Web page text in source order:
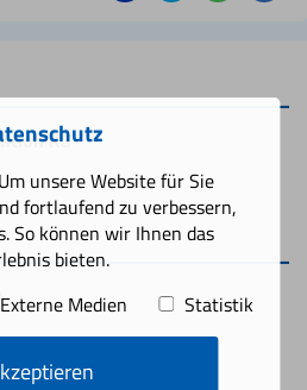
KG
unsere Website für Sie
fortlaufend zu verbessern,
So können wir Ihnen das
bieten.
Externe Medien Statistik